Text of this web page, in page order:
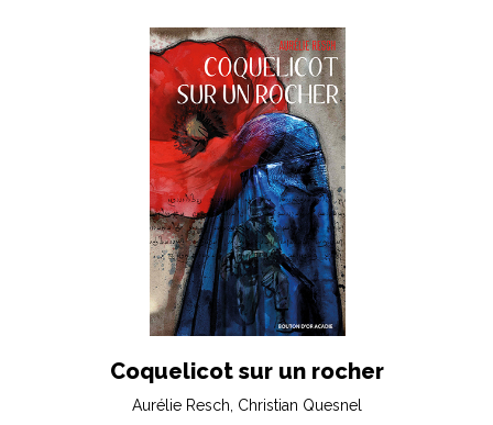
Coquelicot sur un rocher
Aurélie Resch, Christian Quesnel